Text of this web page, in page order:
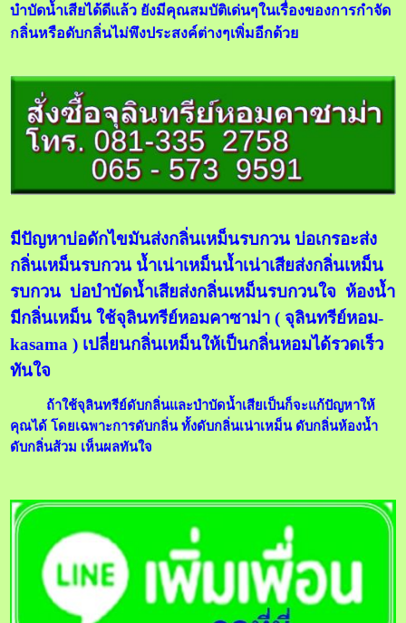
บำบัดน้ำเสียได้ดีแล้ว ยังมีคุณสมบัติเด่นๆในเรื่องของการกำจัด
กลิ่นหรือดับกลิ่นไม่พึงประสงค์ต่างๆเพิ่มอีกด้วย
มีปัญหาบ่อดักไขมันส่งกลิ่นเหม็นรบกวน บ่อเกรอะส่ง
กลิ่นเหม็นรบกวน น้ำเน่าเหม็นน้ำเน่าเสียส่งกลิ่นเหม็น
รบกวน บ่อบำบัดน้ำเสียส่งกลิ่นเหม็นรบกวนใจ ห้องน้ำ
มีกลิ่นเหม็น ใช้จุลินทรีย์หอมคาซาม่า ( จุลินทรีย์หอม-
kasama ) เปลี่ยนกลิ่นเหม็นให้เป็นกลิ่นหอมได้รวดเร็ว
ทันใจ
ถ้าใช้จุลินทรีย์ดับกลิ่นและบำบัดน้ำเสียเป็นก็จะแก้ปัญหาให้
คุณได้ โดยเฉพาะการดับกลิ่น ทั้งดับกลิ่นเน่าเหม็น ดับกลิ่นห้องน้ำ
ดับกลิ่นส้วม เห็นผลทันใจ